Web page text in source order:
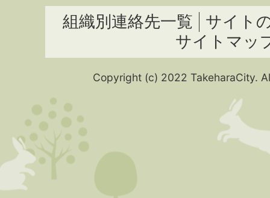
組織別連絡先一覧
サイト
サイトマッ
Copyright (c) 2022 TakeharaCity.